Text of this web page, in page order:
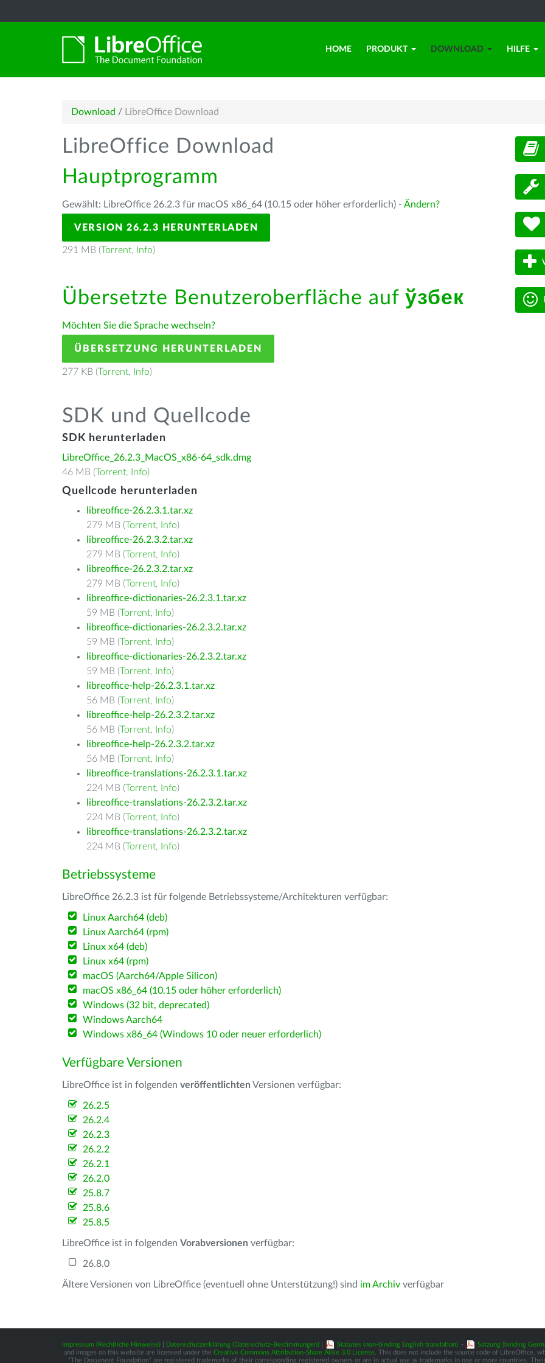
HOME PRODUKT DOWNLOAD HILFE
Download / LibreOffice Download
LibreOffice Download
Hauptprogramm
Gewählt: LibreOffice 26.2.3 für macOS x86_64 (10.15 oder höher erforderlich) - Ändern?
VERSION 26.2.3 HERUNTERLADEN
291 MB (Torrent, Info)
Übersetzte Benutzeroberfläche auf ўзбек
Möchten Sie die Sprache wechseln?
ÜBERSETZUNG HERUNTERLADEN
277 KB (Torrent, Info)
SDK und Quellcode
SDK herunterladen
LibreOffice_26.2.3_MacOS_x86-64_sdk.dmg
46 MB (Torrent, Info)
Quellcode herunterladen
libreoffice-26.2.3.1.tar.xz
279 MB (Torrent, Info)
libreoffice-26.2.3.2.tar.xz
279 MB (Torrent, Info)
libreoffice-26.2.3.2.tar.xz
279 MB (Torrent, Info)
libreoffice-dictionaries-26.2.3.1.tar.xz
59 MB (Torrent, Info)
libreoffice-dictionaries-26.2.3.2.tar.xz
59 MB (Torrent, Info)
libreoffice-dictionaries-26.2.3.2.tar.xz
59 MB (Torrent, Info)
libreoffice-help-26.2.3.1.tar.xz
56 MB (Torrent, Info)
libreoffice-help-26.2.3.2.tar.xz
56 MB (Torrent, Info)
libreoffice-help-26.2.3.2.tar.xz
56 MB (Torrent, Info)
libreoffice-translations-26.2.3.1.tar.xz
224 MB (Torrent, Info)
libreoffice-translations-26.2.3.2.tar.xz
224 MB (Torrent, Info)
libreoffice-translations-26.2.3.2.tar.xz
224 MB (Torrent, Info)
Betriebssysteme
LibreOffice 26.2.3 ist für folgende Betriebssysteme/Architekturen verfügbar:
Linux Aarch64 (deb)
Linux Aarch64 (rpm)
Linux x64 (deb)
Linux x64 (rpm)
macOS (Aarch64/Apple Silicon)
macOS x86_64 (10.15 oder höher erforderlich)
Windows (32 bit, deprecated)
Windows Aarch64
Windows x86_64 (Windows 10 oder neuer erforderlich)
Verfügbare Versionen
LibreOffice ist in folgenden veröffentlichten Versionen verfügbar:
26.2.5
26.2.4
26.2.3
26.2.2
26.2.1
26.2.0
25.8.7
25.8.6
25.8.5
LibreOffice ist in folgenden Vorabversionen verfügbar:
26.8.0
Ältere Versionen von LibreOffice (eventuell ohne Unterstützung!) sind im Archiv verfügbar
Impressum (Rechtliche Hinweise) Datenschutzerklärung (Datenschutz-Bestimmungen) Statutes (non-binding English translation) - Satzung (binding
and images on this website are licensed under the Creative Commons Attribution-Share Alike 3.0 License. This does not include the source code of LibreOffice,
“The Document Foundation” are registered trademarks of their corresponding registered owners or are in actual use as trademarks in one or more countries.